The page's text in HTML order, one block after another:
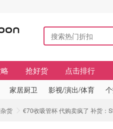
抢好货 点击排行
家居厨卫 影视/演出/体育
货 €70收吸管杯 代购卖疯了 补货：